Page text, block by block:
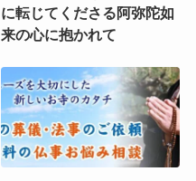
に転じてくださる阿弥陀如
来の心に抱かれて